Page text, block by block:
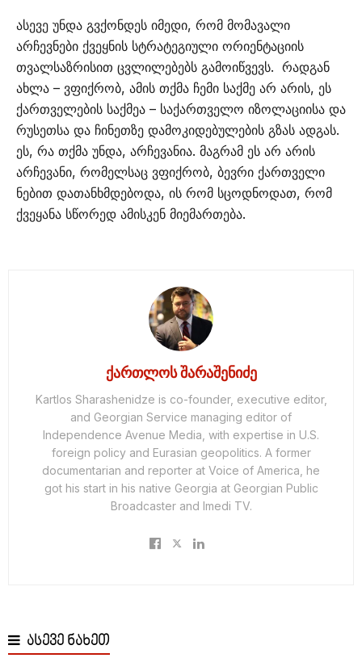
ასევე უნდა გვქონდეს იმედი, რომ მომავალი
არჩევნები ქვეყნის სტრატეგიული ორიენტაციის
თვალსაზრისით ცვლილებებს გამოიწვევს. რადგან
ახლა – ვფიქრობ, ამის თქმა ჩემი საქმე არ არის, ეს
ქართველების საქმეა – საქართველო იზოლაციისა და
რუსეთსა და ჩინეთზე დამოკიდებულების გზას ადგას.
ეს, რა თქმა უნდა, არჩევანია. მაგრამ ეს არ არის
არჩევანი, რომელსაც ვფიქრობ, ბევრი ქართველი
ნებით დათანხმდებოდა, ის რომ სცოდნოდათ, რომ
ქვეყანა სწორედ ამისკენ მიემართება.
ქართლოს შარაშენიძე
Kartlos Sharashenidze is co-founder, executive editor,
and Georgian Service managing editor of
Independence Avenue Media, with expertise in U.S.
foreign policy and Eurasian geopolitics. A former
documentarian and reporter at Voice of America, he
got his start in his native Georgia at Georgian Public
Broadcaster and Imedi TV.
ასევე ნახეთ